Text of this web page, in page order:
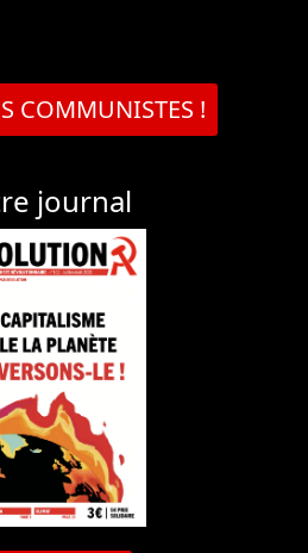
COMMUNISTES !
journal